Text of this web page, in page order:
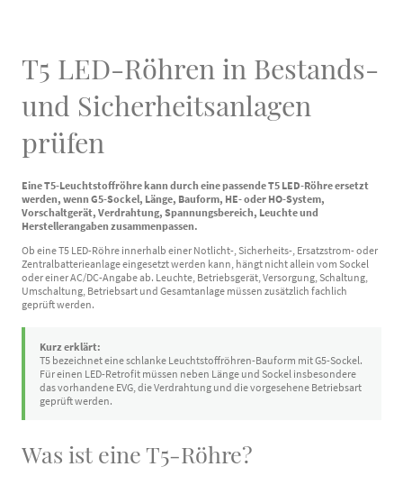
T5 LED-Röhren in Bestands-
und Sicherheitsanlagen
prüfen
Eine T5-Leuchtstoffröhre kann durch eine passende T5 LED-Röhre ersetzt
werden, wenn G5-Sockel, Länge, Bauform, HE- oder HO-System,
Vorschaltgerät, Verdrahtung, Spannungsbereich, Leuchte und
Herstellerangaben zusammenpassen.
Ob eine T5 LED-Röhre innerhalb einer Notlicht-, Sicherheits-, Ersatzstrom- oder
Zentralbatterieanlage eingesetzt werden kann, hängt nicht allein vom Sockel
oder einer AC/DC-Angabe ab. Leuchte, Betriebsgerät, Versorgung, Schaltung,
Umschaltung, Betriebsart und Gesamtanlage müssen zusätzlich fachlich
geprüft werden.
Kurz erklärt:
T5 bezeichnet eine schlanke Leuchtstoffröhren-Bauform mit G5-Sockel.
Für einen LED-Retrofit müssen neben Länge und Sockel insbesondere
das vorhandene EVG, die Verdrahtung und die vorgesehene Betriebsart
geprüft werden.
Was ist eine T5-Röhre?